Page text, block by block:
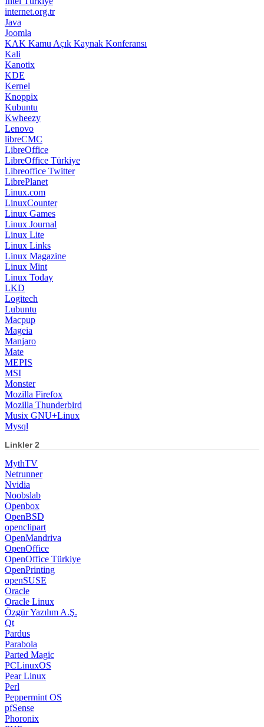
internet.org.tr
Java
Joomla
KAK Kamu Açık Kaynak Konferansı
Kali
Kanotix
KDE
Kernel
Knoppix
Kubuntu
Kwheezy
Lenovo
libreCMC
LibreOffice
LibreOffice Türkiye
Libreoffice Twitter
LibrePlanet
Linux.com
LinuxCounter
Linux Games
Linux Journal
Linux Lite
Linux Links
Linux Magazine
Linux Mint
Linux Today
LKD
Logitech
Lubuntu
Macpup
Mageia
Manjaro
Mate
MEPIS
MSI
Monster
Mozilla Firefox
Mozilla Thunderbird
Musix GNU+Linux
Mysql
Linkler 2
MythTV
Netrunner
Nvidia
Noobslab
Openbox
OpenBSD
openclipart
OpenMandriva
OpenOffice
OpenOffice Türkiye
OpenPrinting
openSUSE
Oracle
Oracle Linux
Özgür Yazılım A.Ş.
Qt
Pardus
Parabola
Parted Magic
PCLinuxOS
Pear Linux
Perl
Peppermint OS
pfSense
Phoronix